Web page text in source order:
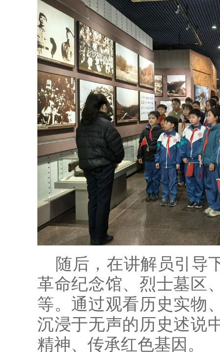
随后，在讲解员引导
革命纪念馆、烈士墓区
等。通过观看历史实物
沉浸于无声的历史述说
精神、传承红色基因。